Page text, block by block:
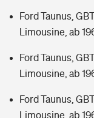
Ford Taunus,
Limousine, ab
Ford Taunus,
Limousine, ab
Ford Taunus,
Limousine, ab